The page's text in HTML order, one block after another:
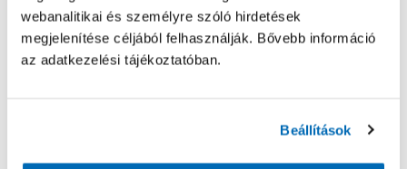
webanalitikai és személyre szóló hirdetések
megjelenítése céljából felhasználják. Bővebb információ
az adatkezelési tájékoztatóban.
Beállítások